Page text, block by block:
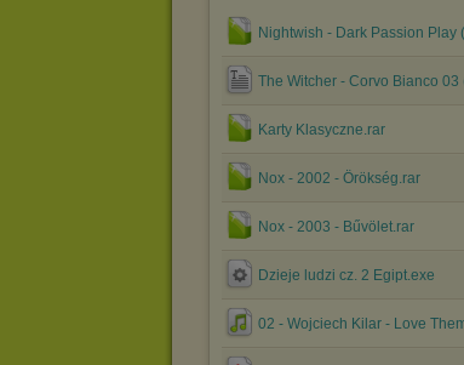
Nightwish - Dark Passion Play
The Witcher - Corvo Bianco
Karty Klasyczne.rar
Nox - 2002 - Örökség.rar
Nox - 2003 - Bűvölet.rar
Dzieje ludzi cz. 2 Egipt.exe
02 - Wojciech Kilar - Love